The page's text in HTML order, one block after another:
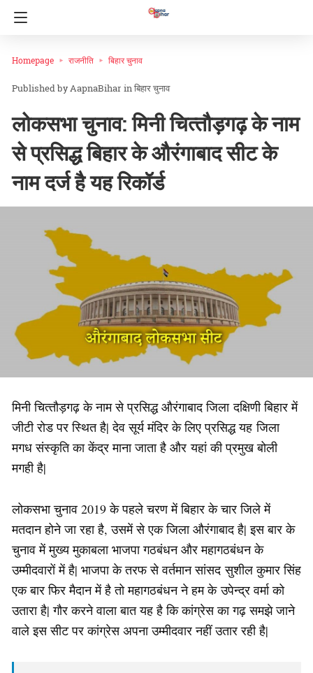
Homepage राजनीति बिहार चुनाव
AapnaBihar inबिहार चुनाव
लोकसभा चुनाव: मिनी चित्‍तौड़गढ़ के नाम
से प्रसिद्ध बिहार के औरंगाबाद सीट के
नाम दर्ज है यह रिकॉर्ड
मिनी चित्‍तौड़गढ़ के नाम से प्रसिद्ध औरंगाबाद जिला दक्षिणी बिहार में
जीटी रोड पर स्थित है| देव सूर्य मंदिर के लिए प्रसिद्ध यह जिला
मगध संस्कृति का केंद्र माना जाता है और यहां की प्रमुख बोली
मगही है|
लोकसभा चुनाव 2019 के पहले चरण में बिहार के चार जिले में
मतदान होने जा रहा है, उसमें से एक जिला औरंगाबाद है| इस बार के
चुनाव में मुख्य मुकाबला भाजपा गठबंधन और महागठबंधन के
उम्मीदवारों में है| भाजपा के तरफ से वर्तमान सांसद सुशील कुमार सिंह
एक बार फिर मैदान में है तो महागठबंधन ने हम के उपेन्द्र वर्मा को
उतारा है| गौर करने वाला बात यह है कि कांग्रेस का गढ़ समझे जाने
वाले इस सीट पर कांग्रेस अपना उम्मीदवार नहीं उतार रही है|